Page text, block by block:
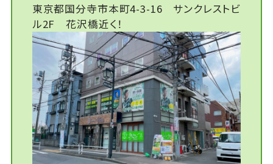
東京都国分寺市本町4-3-16 サンクレストビ
ル2F 花沢橋近く！